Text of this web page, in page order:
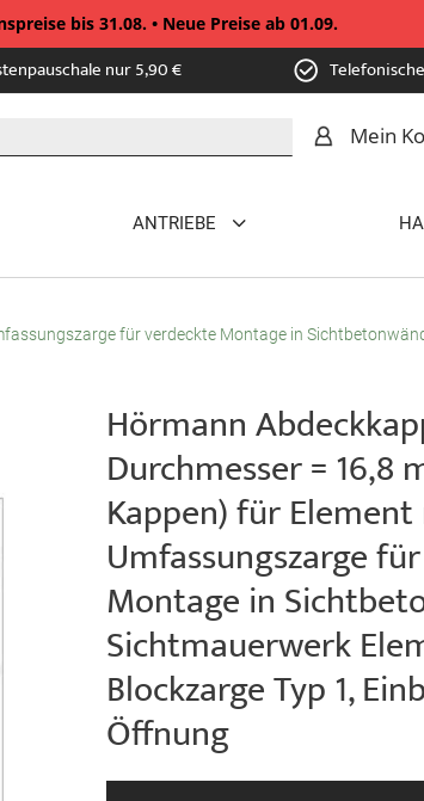
bis 31.08. • Neue Preise ab 01.09.
nur 5,90 €
Mein
ANTRIEBE
für verdeckte Montage in
Hörmann
Durchmesser = 16,8
Kappen) für
Umfassungszarge
Montage in
Sichtmauerwerk
Blockzarge Typ 1,
Öffnung